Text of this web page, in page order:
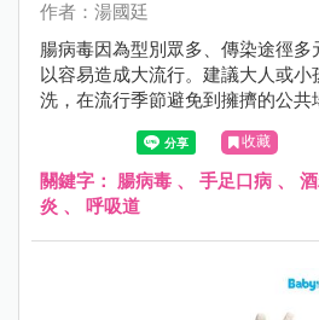
作者：湯國廷
腸病毒因為型別眾多、傳染途徑
以容易造成大流行。建議大人或
洗，在流行季節避免到擁擠的公共
前要更衣和洗手，對於家中第二位
接受的病毒量往往較高，嚴重度可
症前兆。
收藏
關鍵字： 腸病毒 、 手足口病 、
炎 、 呼吸道